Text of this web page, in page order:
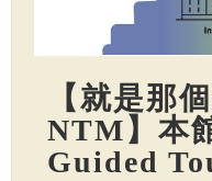
【就是那
NTM】本
Guided